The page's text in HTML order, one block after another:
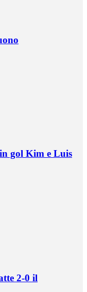
gol Kim e Luis
2-0 il